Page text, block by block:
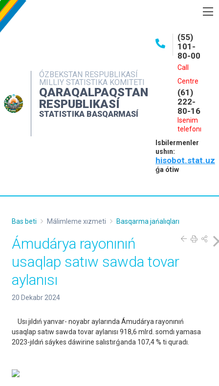
ÓZBEKSTAN RESPUBLIKASÍ
MILLIY STATISTIKA KOMITETI
QARAQALPAQSTAN
RESPUBLIKASÍ
STATISTIKA BASQARMASÍ
(55)
101-
80-00
Call
Centre
(61)
222-
80-16
Isenim
telefonı
Isbilermenler
ushın:
hisobot.stat.uz
ǵa ótiw
INTERAKTIV XIZMETLER
MÁLIMLEME XIZMETI
MÚRÁJAATLAR
Bas beti Málimleme xızmeti Basqarma jańalıqları
Ámudárya rayonınıń
usaqlap satıw sawda tovar
aylanısı
20 Dekabr 2024
Usı jıldıń yanvar- noyabr aylarında Ámudárya rayonınıń
usaqlap satıw sawda tovar aylanısı 918,6 mlrd. somdı yamasa
2023-jıldıń sáykes dáwirine salıstırǵanda 107,4 % ti quradı.